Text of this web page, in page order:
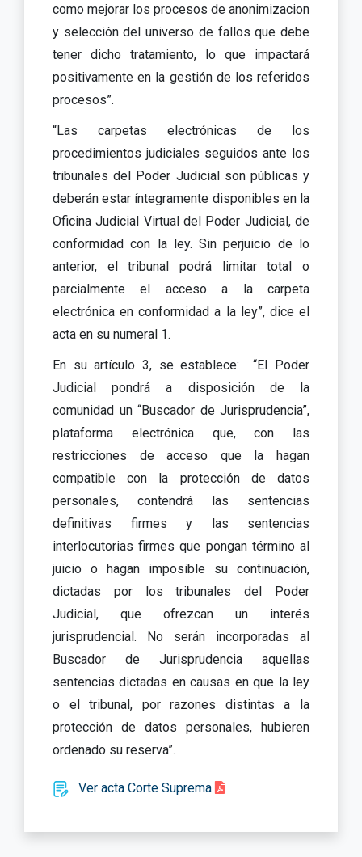
como mejorar los procesos de anonimizacion
y selección del universo de fallos que debe
tener dicho tratamiento, lo que impactará
positivamente en la gestión de los referidos
procesos”.
“Las carpetas electrónicas de los
procedimientos judiciales seguidos ante los
tribunales del Poder Judicial son públicas y
deberán estar íntegramente disponibles en la
Oficina Judicial Virtual del Poder Judicial, de
conformidad con la ley. Sin perjuicio de lo
anterior, el tribunal podrá limitar total o
parcialmente el acceso a la carpeta
electrónica en conformidad a la ley”, dice el
acta en su numeral 1.
En su artículo 3, se establece:
“El Poder
Judicial pondrá a disposición de la
comunidad un “Buscador de Jurisprudencia”,
plataforma electrónica que, con las
restricciones de acceso que la hagan
compatible con la protección de datos
personales, contendrá las sentencias
definitivas firmes y las sentencias
interlocutorias firmes que pongan término al
juicio o hagan imposible su continuación,
dictadas por los tribunales del Poder
Judicial, que ofrezcan un interés
jurisprudencial. No serán incorporadas al
Buscador de Jurisprudencia aquellas
sentencias dictadas en causas en que la ley
o el tribunal, por razones distintas a la
protección de datos personales, hubieren
ordenado su reserva”.
Ver acta Corte Suprema